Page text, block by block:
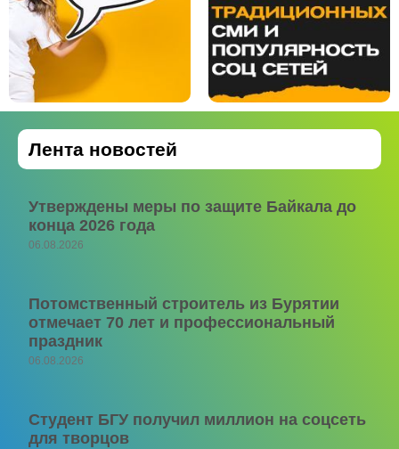
Лента новостей
Утверждены меры по защите Байкала до
конца 2026 года
06.08.2026
Потомственный строитель из Бурятии
отмечает 70 лет и профессиональный
праздник
06.08.2026
Студент БГУ получил миллион на соцсеть
для творцов